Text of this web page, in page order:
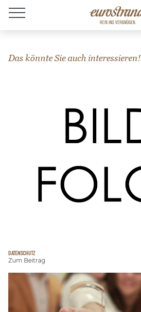
Jobs
Das könnte Sie auch interessieren!
DATENSCHUTZ
Zum Beitrag